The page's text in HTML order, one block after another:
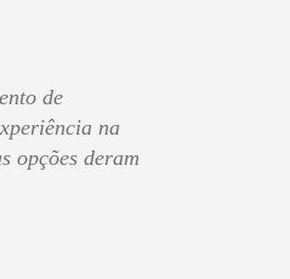
de
na
opções deram